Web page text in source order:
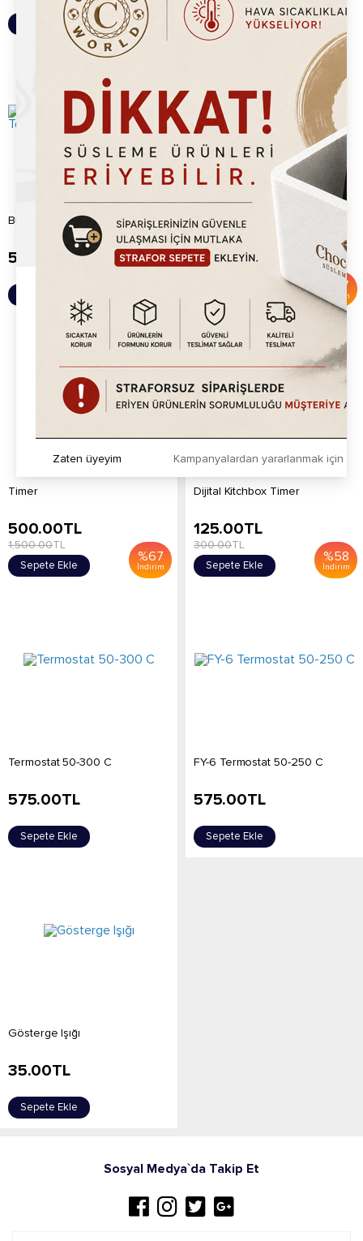
Sepete Ekle Sepete Ekle
Bubble Waffle Makine Tepsisi
500.00 TL
Timer
67
İndirim
500.00TL
Timer
%67
İndirim
500.00TL
1,500.00TL
Sepete Ekle
Dijital Kitchbox Timer
%58
İndirim
125.00TL
300.00TL
Sepete Ekle
Termostat 50-300 C
575.00TL
Sepete Ekle
FY-6 Termostat 50-250 C
575.00TL
Sepete Ekle
Gösterge Işığı
35.00TL
Sepete Ekle
Sosyal Medya`da Takip Et
Kampanyalardan yararlanmak için
Zaten üyeyim